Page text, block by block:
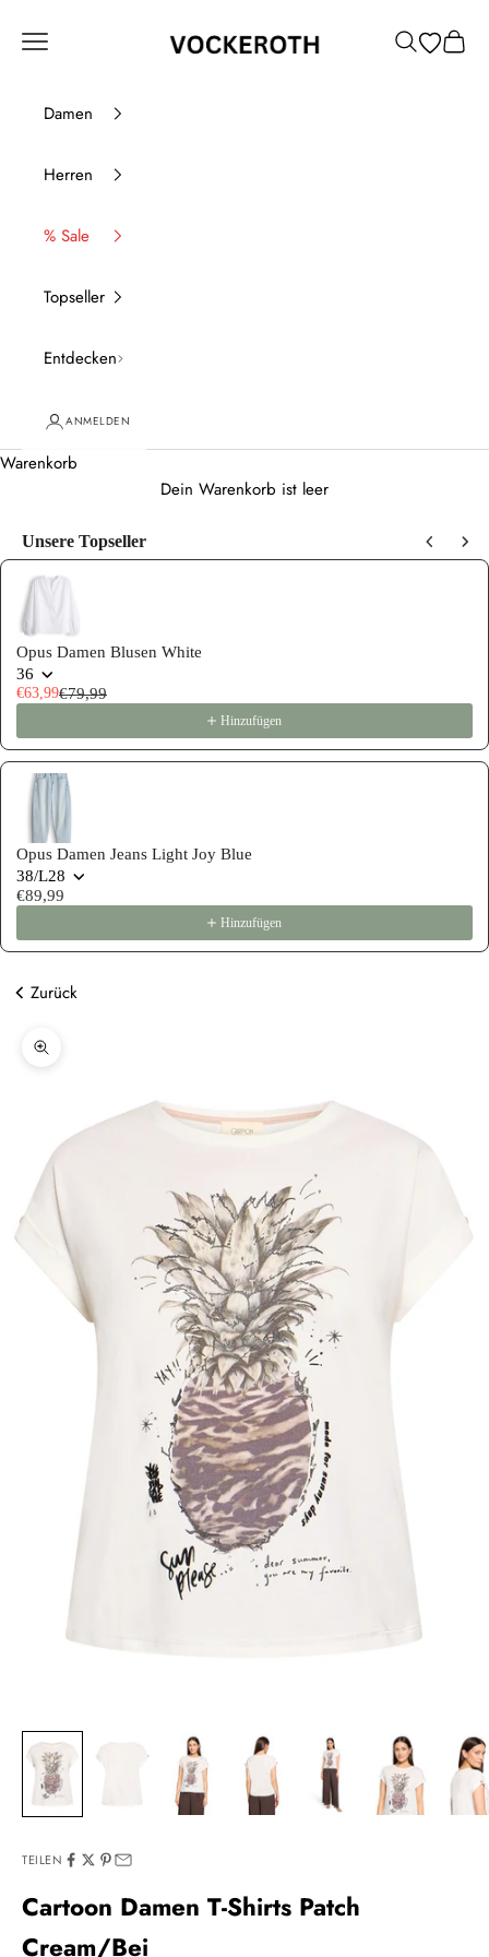
Vockeroth Onlineshop
Menü Suchen
Damen
Herren
% Sale
Topseller
Entdecken
ANMELDEN
Warenkorb
Dein Warenkorb ist leer
Unsere Topseller
Use the Previous and Next buttons to navigate through product
Opus Damen Blusen White
36
€63,99€79,99
Hinzufügen
Opus Damen Jeans Light Joy Blue
38/L28
€89,99
Hinzufügen
Zurück
Bild vergrößern
TEILEN
Cartoon Damen T-Shirts Patch
Cream/Bei